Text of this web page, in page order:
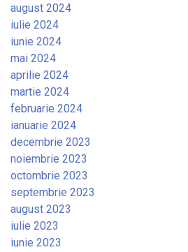
august 2024
iulie 2024
iunie 2024
mai 2024
aprilie 2024
martie 2024
februarie 2024
ianuarie 2024
decembrie 2023
noiembrie 2023
octombrie 2023
septembrie 2023
august 2023
iulie 2023
iunie 2023